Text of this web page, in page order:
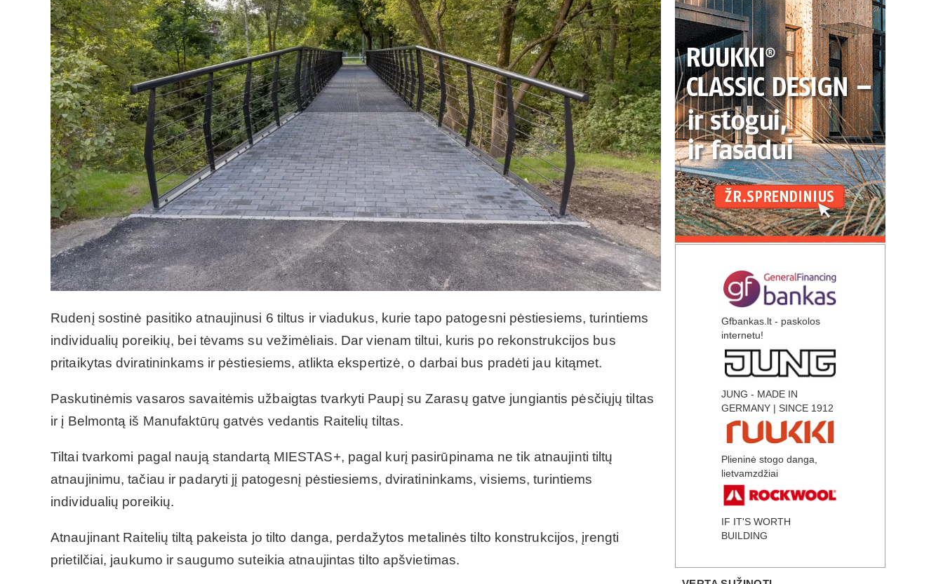
Rudenį sostinė pasitiko atnaujinusi 6 tiltus ir viadukus, kurie tapo patogesni pėstiesiems, turintiems
individualių poreikių, bei tėvams su vežimėliais. Dar vienam tiltui, kuris po rekonstrukcijos bus
pritaikytas dviratininkams ir pėstiesiems, atlikta ekspertizė, o darbai bus pradėti jau kitąmet.
Paskutinėmis vasaros savaitėmis užbaigtas tvarkyti Paupį su Zarasų gatve jungiantis pėsčiųjų tiltas
ir į Belmontą iš Manufaktūrų gatvės vedantis Raitelių tiltas.
Tiltai tvarkomi pagal naują standartą MIESTAS+, pagal kurį pasirūpinama ne tik atnaujinti tiltų
atnaujinimu, tačiau ir padaryti jį patogesnį pėstiesiems, dviratininkams, visiems, turintiems
individualių poreikių.
Atnaujinant Raitelių tiltą pakeista jo tilto danga, perdažytos metalinės tilto konstrukcijos, įrengti
prietilčiai, jaukumo ir saugumo suteikia atnaujintas tilto apšvietimas.
Gfbankas.lt - paskolos
internetu!
JUNG - MADE IN
GERMANY | SINCE 1912
Plieninė stogo danga,
lietvamzdžiai
IF IT'S WORTH
BUILDING